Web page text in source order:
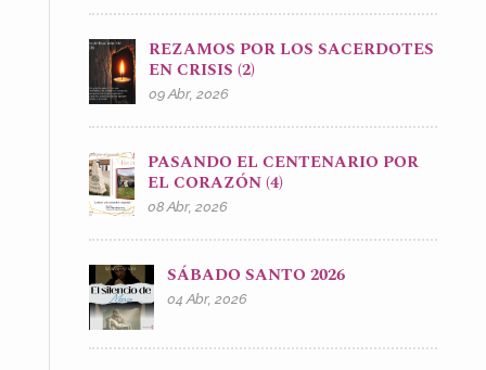
REZAMOS POR LOS SACERDOTES
EN CRISIS (2)
09 Abr, 2026
PASANDO EL CENTENARIO POR
EL CORAZÓN (4)
08 Abr, 2026
SÁBADO SANTO 2026
04 Abr, 2026